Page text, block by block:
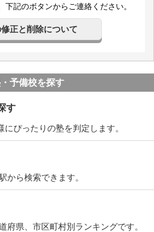
記のボタンからご連絡ください。
正と削除について
予備校を探す
す
ぴったりの塾を判定します。
から検索できます。
府県、市区町村別ランキングです。